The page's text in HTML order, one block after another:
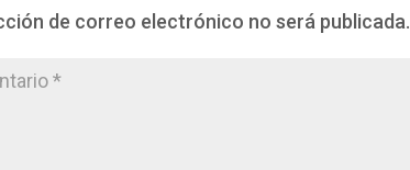
de correo electrónico no será publicada.